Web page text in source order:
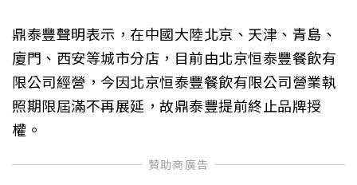
鼎泰豐聲明表示，在中國大陸北京、天津、青島、
廈門、西安等城市分店，目前由北京恒泰豐餐飲有
限公司經營，今因北京恒泰豐餐飲有限公司營業執
照期限屆滿不再展延，故鼎泰豐提前終止品牌授
權。